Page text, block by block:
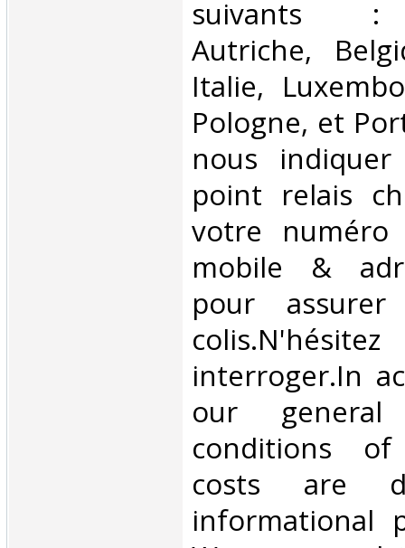
suivants :
Autriche,
Italie,
Pologne, et
nous
point relais
votre numéro
mobile &
pour
interroger.In
our
conditions of
costs are
informational